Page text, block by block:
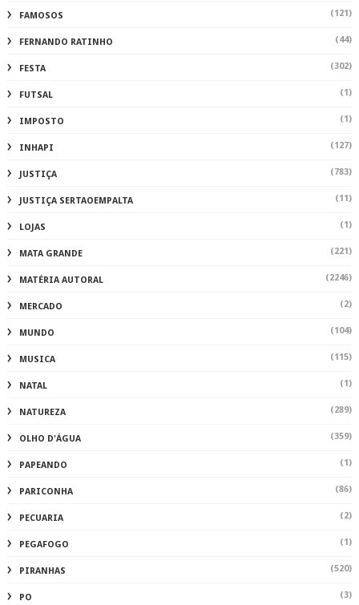
FAMOSOS (121)
FERNANDO RATINHO (44)
FESTA (302)
FUTSAL (1)
IMPOSTO (1)
INHAPI (127)
JUSTIÇA (783)
JUSTIÇA SERTAOEMPALTA (11)
LOJAS (1)
MATA GRANDE (221)
MATÉRIA AUTORAL (2246)
MERCADO (2)
MUNDO (104)
MUSICA (115)
NATAL (1)
NATUREZA (289)
OLHO D'ÁGUA (359)
PAPEANDO (1)
PARICONHA (86)
PECUARIA (2)
PEGAFOGO (1)
PIRANHAS (520)
PO (3)